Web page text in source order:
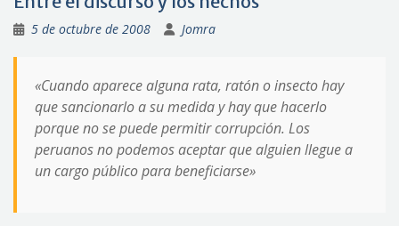
5 de octubre de 2008 Jomra
«Cuando aparece alguna rata, ratón o insecto hay
que sancionarlo a su medida y hay que hacerlo
porque no se puede permitir corrupción. Los
peruanos no podemos aceptar que alguien llegue a
un cargo público para beneficiarse»